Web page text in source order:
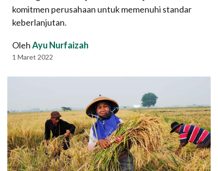
komitmen perusahaan untuk memenuhi standar
keberlanjutan.
OlehAyu Nurfaizah
1 Maret 2022